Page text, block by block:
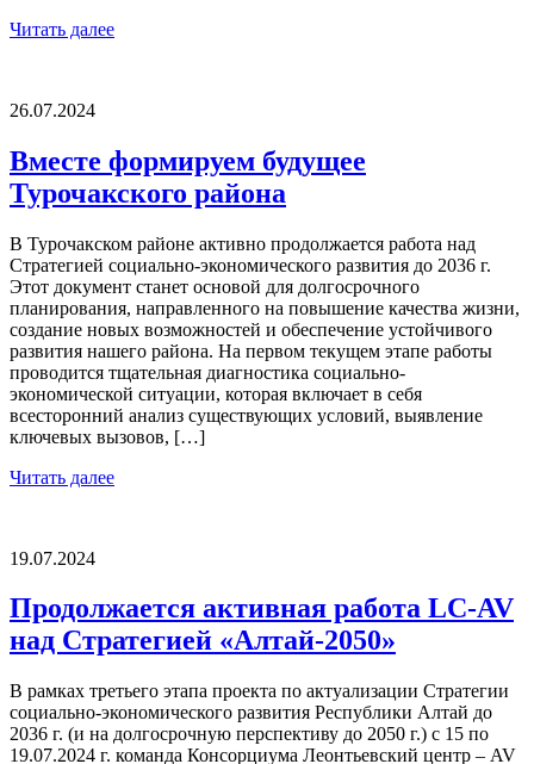
Читать далее
26.07.2024
Вместе формируем будущее
Турочакского района
В Турочакском районе активно продолжается работа над
Стратегией социально-экономического развития до 2036 г.
Этот документ станет основой для долгосрочного
планирования, направленного на повышение качества жизни,
создание новых возможностей и обеспечение устойчивого
развития нашего района. На первом текущем этапе работы
проводится тщательная диагностика социально-
экономической ситуации, которая включает в себя
всесторонний анализ существующих условий, выявление
ключевых вызовов, […]
Читать далее
19.07.2024
Продолжается активная работа LC-AV
над Стратегией «Алтай-2050»
В рамках третьего этапа проекта по актуализации Стратегии
социально-экономического развития Республики Алтай до
2036 г. (и на долгосрочную перспективу до 2050 г.) с 15 по
19.07.2024 г. команда Консорциума Леонтьевский центр – AV